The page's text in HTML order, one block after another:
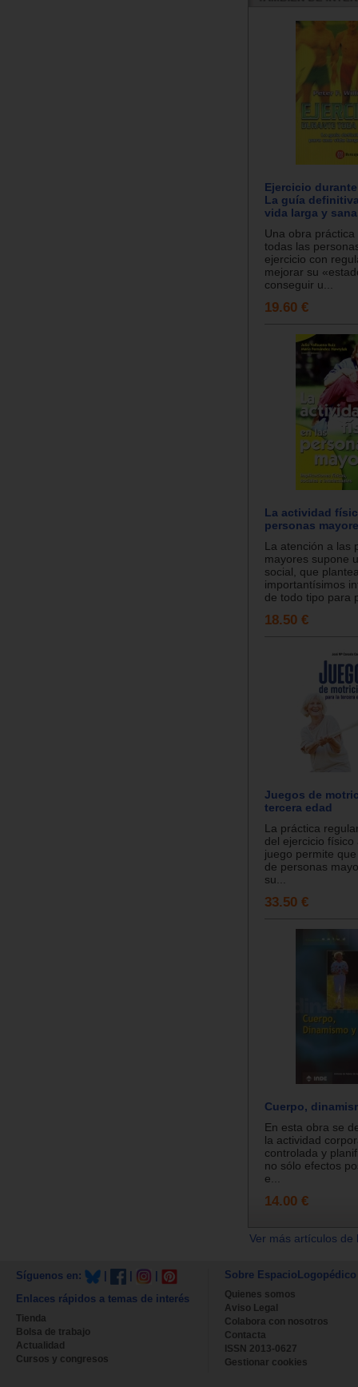
Ejercicio
La guía
vida larga y
Una obra
todas las
ejercicio con
mejorar su
conseguir u...
19.60 €
La actividad
personas
La atención a las
mayores supone
social, que
importantísimos
de todo tipo para
18.50 €
Juegos de
tercera edad
La práctica
del ejercicio físico
juego permite
de personas
su...
33.50 €
Cuerpo,
En esta obra se
la actividad
controlada y
no sólo efectos
e...
14.00 €
Ver más artículos
Síguenos en:
Enlaces rápidos a temas de interés
Tienda
Bolsa de trabajo
Actualidad
Cursos y congresos
Sobre EspacioLogopédico
Quienes somos
Aviso Legal
Colabora con nosotros
Contacta
ISSN 2013-0627
Gestionar cookies